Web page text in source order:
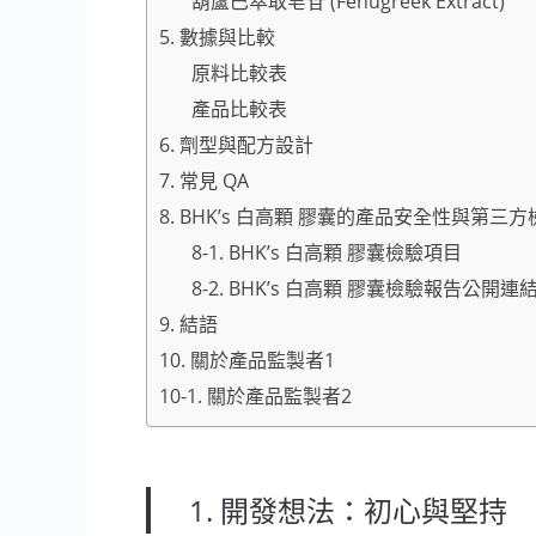
5. 數據與比較
原料比較表
產品比較表
6. 劑型與配方設計
7. 常見 QA
8. BHK’s 白高顆 膠囊的產品安全性與第三方
8-1. BHK’s 白高顆 膠囊檢驗項目
8-2. BHK’s 白高顆 膠囊檢驗報告公開連
9. 結語
10. 關於產品監製者1
10-1. 關於產品監製者2
1. 開發想法：初心與堅持